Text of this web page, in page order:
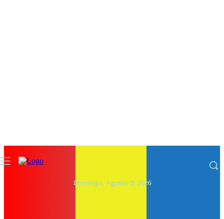
Domingo, Agosto 9, 2026